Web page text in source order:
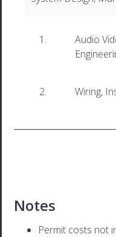
Audio
Wiring,
Notes
Permit costs not